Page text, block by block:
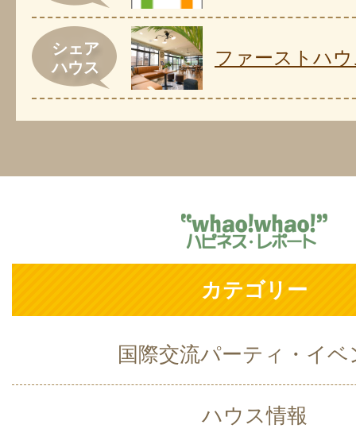
シェア
ハウス
ファーストハ
カテゴリー
国際交流パーティ・イベ
ハウス情報